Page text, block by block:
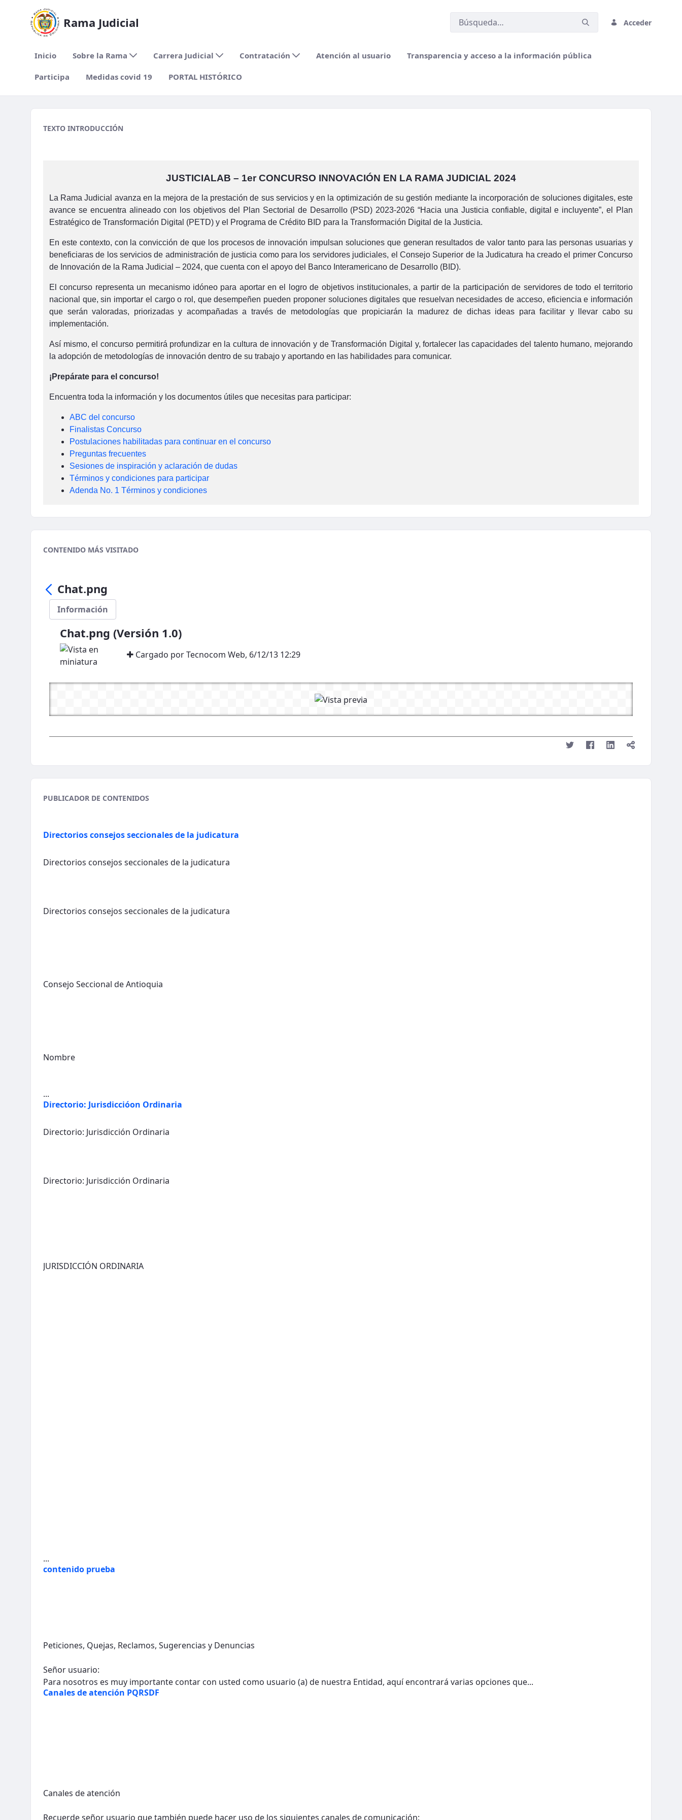
Rama Judicial Acceder
Inicio Sobre la Rama Carrera Judicial Contratación Atención al usuario Transparencia y acceso a la información pública
Participa Medidas covid 19 PORTAL HISTÓRICO
Chat.png
TEXTO INTRODUCCIÓN
JUSTICIALAB – 1er CONCURSO INNOVACIÓN EN LA RAMA JUDICIAL 2024
La Rama Judicial avanza en la mejora de la prestación de sus servicios y en la optimización de su gestión mediante la incorporación de soluciones digitales, este
avance se encuentra alineado con los objetivos del Plan Sectorial de Desarrollo (PSD) 2023-2026 “Hacia una Justicia confiable, digital e incluyente”, el Plan
Estratégico de Transformación Digital (PETD) y el Programa de Crédito BID para la Transformación Digital de la Justicia.
En este contexto, con la convicción de que los procesos de innovación impulsan soluciones que generan resultados de valor tanto para las personas usuarias y
beneficiaras de los servicios de administración de justicia como para los servidores judiciales, el Consejo Superior de la Judicatura ha creado el primer Concurso
de Innovación de la Rama Judicial – 2024, que cuenta con el apoyo del Banco Interamericano de Desarrollo (BID).
El concurso representa un mecanismo idóneo para aportar en el logro de objetivos institucionales, a partir de la participación de servidores de todo el territorio
nacional que, sin importar el cargo o rol, que desempeñen pueden proponer soluciones digitales que resuelvan necesidades de acceso, eficiencia e información
que serán valoradas, priorizadas y acompañadas a través de metodologías que propiciarán la madurez de dichas ideas para facilitar y llevar cabo su
implementación.
Así mismo, el concurso permitirá profundizar en la cultura de innovación y de Transformación Digital y, fortalecer las capacidades del talento humano, mejorando
la adopción de metodologías de innovación dentro de su trabajo y aportando en las habilidades para comunicar.
¡Prepárate para el concurso!
Encuentra toda la información y los documentos útiles que necesitas para participar:
ABC del concurso
Finalistas Concurso
Postulaciones habilitadas para continuar en el concurso
Preguntas frecuentes
Sesiones de inspiración y aclaración de dudas
Términos y condiciones para participar
Adenda No. 1 Términos y condiciones
CONTENIDO MÁS VISITADO
Chat.png
Información
Chat.png (Versión 1.0)
Cargado por Tecnocom Web, 6/12/13 12:29
PUBLICADOR DE CONTENIDOS
Directorios consejos seccionales de la judicatura
Directorios consejos seccionales de la judicatura
Directorios consejos seccionales de la judicatura
Consejo Seccional de Antioquia
Nombre
...
Directorio: Jurisdiccióon Ordinaria
Directorio: Jurisdicción Ordinaria
Directorio: Jurisdicción Ordinaria
JURISDICCIÓN ORDINARIA
...
contenido prueba
Peticiones, Quejas, Reclamos, Sugerencias y Denuncias
Señor usuario:
Para nosotros es muy importante contar con usted como usuario (a) de nuestra Entidad, aquí encontrará varias opciones que...
Canales de atención PQRSDF
Canales de atención
Recuerde señor usuario que también puede hacer uso de los siguientes canales de comunicación: